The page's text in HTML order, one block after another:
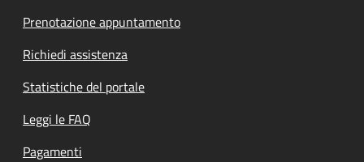
Prenotazione appuntamento
Richiedi assistenza
Statistiche del portale
Leggi le FAQ
Pagamenti